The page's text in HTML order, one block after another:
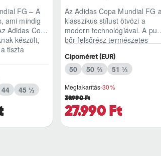
FG – A
ami mindig
Adidas Copa
készült,
tiszta
44 45 ⅓
Az Adidas Copa Mundial FG a
klasszikus stílust ötvözi a
modern technológiával. A
bőr felsőrész természetes
Könnyített kia..
Megtakarítás-30%
27.990 Ft
39.990 Ft
Cipőméret (EUR)
50 50 ⅔ 51 ⅓